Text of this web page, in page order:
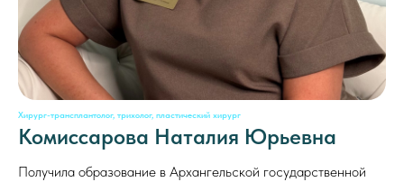
Хирург-трансплантолог, трихолог, пластический хирург
Комиссарова Наталия Юрьевна
Получила образование в Архангельской государственной